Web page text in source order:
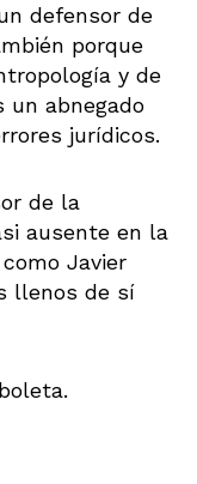
defensor de
porque
y de
un abnegado
jurídicos.
de la
ausente en la
Javier
llenos de sí